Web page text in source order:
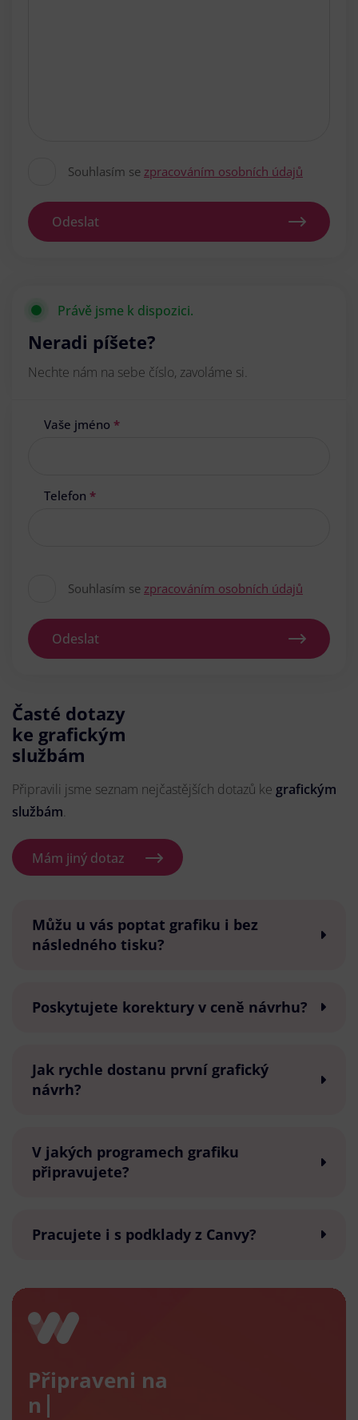
Souhlasím se zpracováním osobních údajů
Odeslat
Právě jsme k dispozici.
Neradi píšete?
Nechte nám na sebe číslo, zavoláme si.
Vaše jméno *
Telefon *
Souhlasím se zpracováním osobních údajů
Odeslat
Časté dotazy
ke grafickým
službám
Připravili jsme seznam nejčastějších dotazů ke grafickým
službám.
Mám jiný dotaz
Můžu u vás poptat grafiku i bez
následného tisku?
Poskytujete korektury v ceně návrhu?
Jak rychle dostanu první grafický
návrh?
V jakých programech grafiku
připravujete?
Pracujete i s podklady z Canvy?
Připraveni na
nový